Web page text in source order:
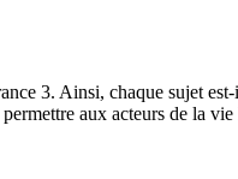
3. Ainsi, chaque sujet
aux acteurs de la